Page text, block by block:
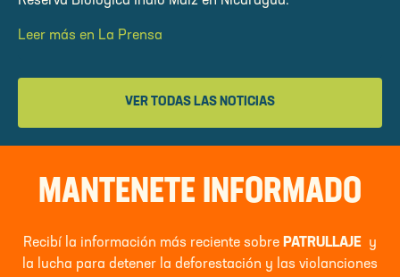
Leer más en La Prensa
VER TODAS LAS NOTICIAS
MANTENETE INFORMADO
Recibí la información más reciente sobre PATRULLAJE y
la lucha para detener la deforestación y las violanciones